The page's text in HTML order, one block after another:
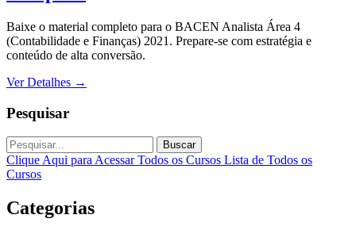
Baixe o material completo para o BACEN Analista Área 4
(Contabilidade e Finanças) 2021. Prepare-se com estratégia e
conteúdo de alta conversão.
Ver Detalhes →
Pesquisar
Buscar
Clique Aqui para Acessar Todos os Cursos Lista de Todos os
Cursos
Categorias